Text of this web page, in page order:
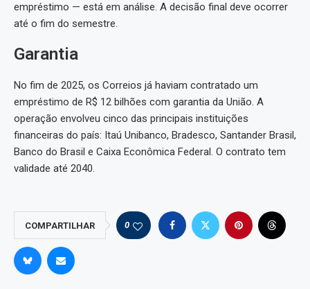
empréstimo — está em análise. A decisão final deve ocorrer
até o fim do semestre.
Garantia
No fim de 2025, os Correios já haviam contratado um
empréstimo de R$ 12 bilhões com garantia da União. A
operação envolveu cinco das principais instituições
financeiras do país: Itaú Unibanco, Bradesco, Santander Brasil,
Banco do Brasil e Caixa Econômica Federal. O contrato tem
validade até 2040.
COMPARTILHAR 0